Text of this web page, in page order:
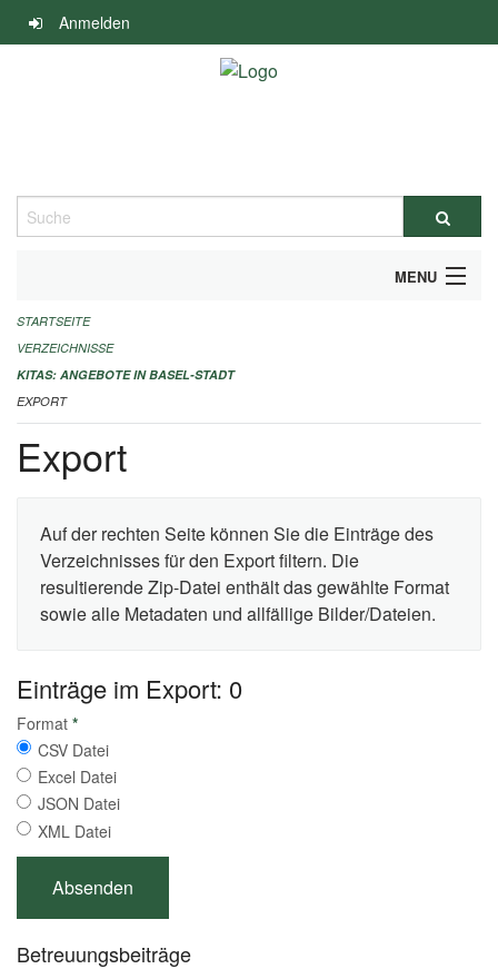
Navigation
überspringen
Anmelden
Suche
MENU
ALLGEMEINE INFORMATIONEN
IMPRESSUM
STARTSEITE
VERZEICHNISSE
KITAS: ANGEBOTE IN BASEL-STADT
EXPORT
Export
Auf der rechten Seite können Sie die Einträge des
Verzeichnisses für den Export filtern. Die
resultierende Zip-Datei enthält das gewählte Format
sowie alle Metadaten und allfällige Bilder/Dateien.
Einträge im Export: 0
Format *
CSV Datei
Excel Datei
JSON Datei
XML Datei
Betreuungsbeiträge